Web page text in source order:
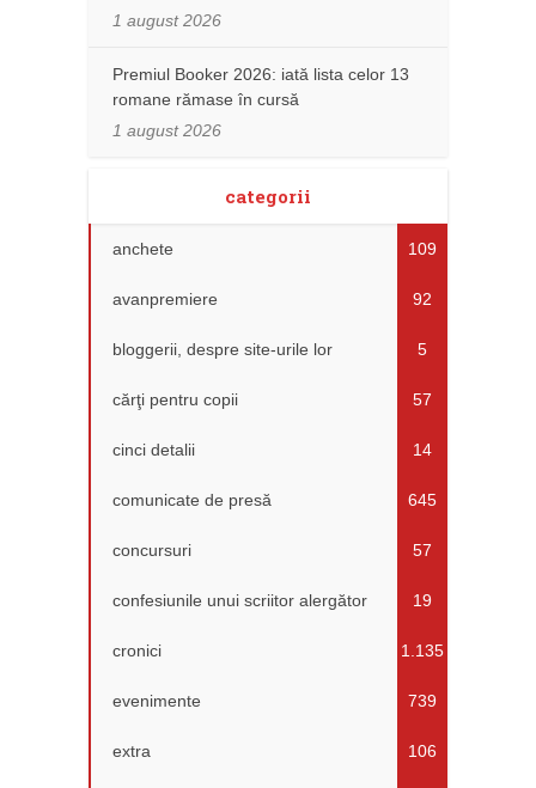
1 august 2026
Premiul Booker 2026: iată lista celor 13
romane rămase în cursă
1 august 2026
categorii
anchete 109
avanpremiere 92
bloggerii, despre site-urile lor 5
cărţi pentru copii 57
cinci detalii 14
comunicate de presă 645
concursuri 57
confesiunile unui scriitor alergător 19
cronici 1.135
evenimente 739
extra 106